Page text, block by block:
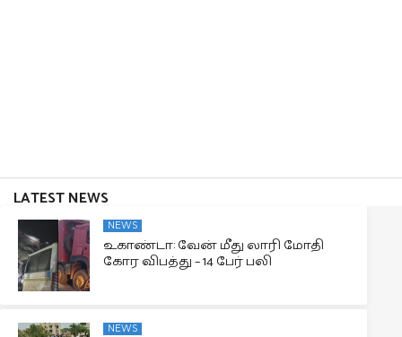
LATEST NEWS
NEWS
உகாண்டா: வேன் மீது லாரி மோதி
கோர விபத்து – 14 பேர் பலி
NEWS